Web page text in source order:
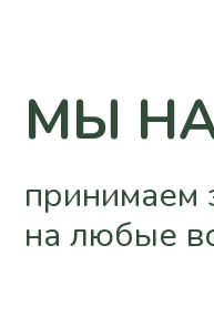
@podari_prazdnik_nvrsk